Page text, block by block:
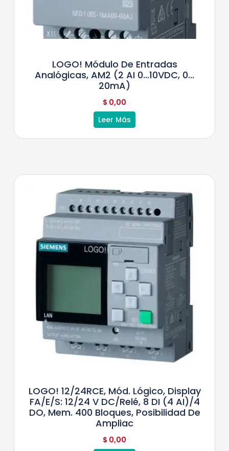
LOGO! Módulo De Entradas
Analógicas, AM2 (2 AI 0…10VDC, 0…
20mA)
$ 0,00
Leer Más
LOGO! 12/24RCE, Mód. Lógico, Display
FA/E/S: 12/24 V DC/relé, 8 DI (4 AI)/4
DO, Mem. 400 Bloques, Posibilidad De
Ampliac
$ 0,00